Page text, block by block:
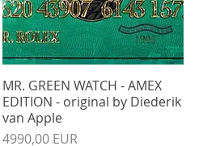
Gyorsnézet
MR. GREEN WATCH - AMEX
EDITION - original by Diederik
van Apple
Ár
4990,00 EUR